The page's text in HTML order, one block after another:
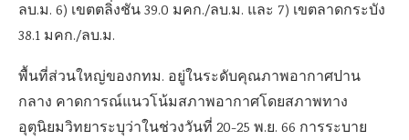
ลบ.ม. 6) เขตตลิ่งชัน 39.0 มคก./ลบ.ม. และ 7) เขตลาดกระบัง
38.1 มคก./ลบ.ม.
พื้นที่ส่วนใหญ่ของกทม. อยู่ในระดับคุณภาพอากาศปาน
กลาง คาดการณ์แนวโน้มสภาพอากาศโดยสภาพทาง
อุตุนิยมวิทยาระบุว่าในช่วงวันที่ 20-25 พ.ย. 66 การระบาย